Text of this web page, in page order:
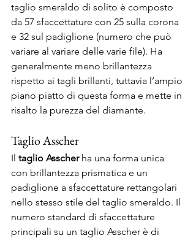
taglio smeraldo di solito è composto
da 57 sfaccettature con 25 sulla corona
e 32 sul padiglione (numero che può
variare al variare delle varie file). Ha
generalmente meno brillantezza
rispetto ai tagli brillanti, tuttavia l’ampio
piano piatto di questa forma e mette in
risalto la purezza del diamante.
Taglio Asscher
Il taglio Asscher ha una forma unica
con brillantezza prismatica e un
padiglione a sfaccettature rettangolari
nello stesso stile del taglio smeraldo. Il
numero standard di sfaccettature
principali su un taglio Asscher è di